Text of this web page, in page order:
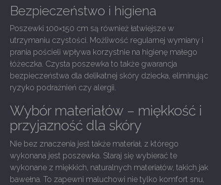
Bezpieczeństwo i higiena
Poszewki 100×150 cm są również łatwiejsze w
utrzymaniu czystości. Możliwość regularnej wymiany i
prania pościeli wpływa korzystnie na higienę małego
łóżeczka. Czysta poszewka to także gwarancja
bezpieczeństwa dla delikatnej skóry dziecka, eliminując
ryzyko podrażnień czy alergii.
Wybór materiałów – miękkość i
przyjazność dla skóry
Nie bez znaczenia jest także materiał, z którego
wykonana jest poszewka. Staraj się wybierać te
wykonane z miękkich, naturalnych materiałów, takich jak
bawełna. To zapewni maluchowi nie tylko komfort snu,